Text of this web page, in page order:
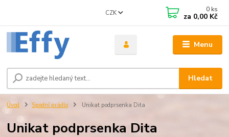
Menu
CZK
Hledat
0 ks
za 0,00 Kč
Úvod Spodní prádlo Unikat podprsenka Dita
Unikat podprsenka Dita